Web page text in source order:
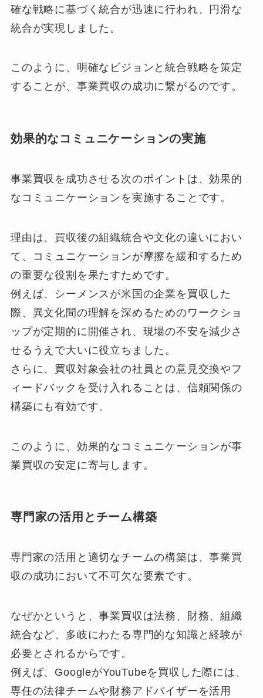
確な戦略に基づく統合が迅速に行われ、円滑な
統合が実現しました。
このように、明確なビジョンと統合戦略を策定
することが、事業買収の成功に繋がるのです。
効果的なコミュニケーションの実施
事業買収を成功させる次のポイントは、効果的
なコミュニケーションを実施することです。
理由は、買収後の組織統合や文化の違いにおい
て、コミュニケーションが摩擦を緩和するため
の重要な役割を果たすためです。
例えば、シーメンスが米国の企業を買収した
際、異文化間の理解を深めるためのワークショ
ップが定期的に開催され、現場の不安を減少さ
せるうえで大いに役立ちました。
さらに、買収対象会社の社員との意見交換やフ
ィードバックを受け入れることは、信頼関係の
構築にも有効です。
このように、効果的なコミュニケーションが事
業買収の安定に寄与します。
専門家の活用とチーム構築
専門家の活用と適切なチームの構築は、事業買
収の成功において不可欠な要素です。
なぜかというと、事業買収は法務、財務、組織
統合など、多岐にわたる専門的な知識と経験が
必要とされるからです。
例えば、GoogleがYouTubeを買収した際には、
専任の法律チームや財務アドバイザーを活用